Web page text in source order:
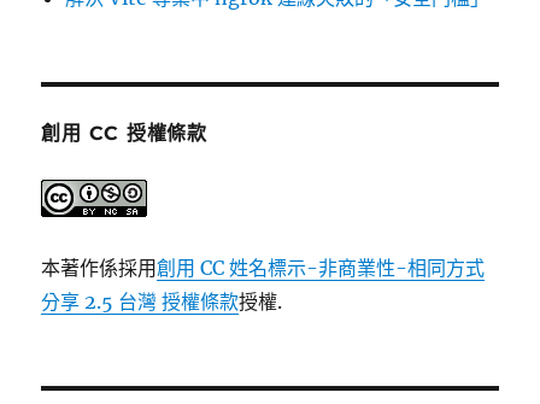
創用 CC 授權條款
本著作係採用創用 CC 姓名標示-非商業性-相同方式
分享 2.5 台灣 授權條款授權.